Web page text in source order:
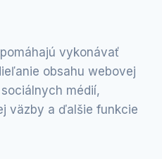
vykonávať
obsahu webovej
médií,
väzby a ďalšie funkcie